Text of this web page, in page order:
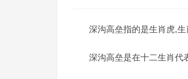
深沟高垒指的是生肖虎,
深沟高垒是在十二生肖代